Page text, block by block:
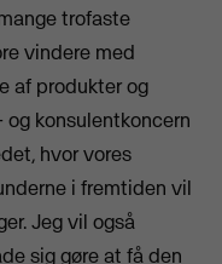
trofaste
vindere med
af produkter og
konsulentkoncern
hvor vores
i fremtiden vil
Jeg vil også
sig gøre at få den